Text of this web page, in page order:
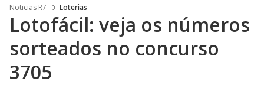
Noticias R7 Loterias
Lotofácil: veja os números
sorteados no concurso
3705